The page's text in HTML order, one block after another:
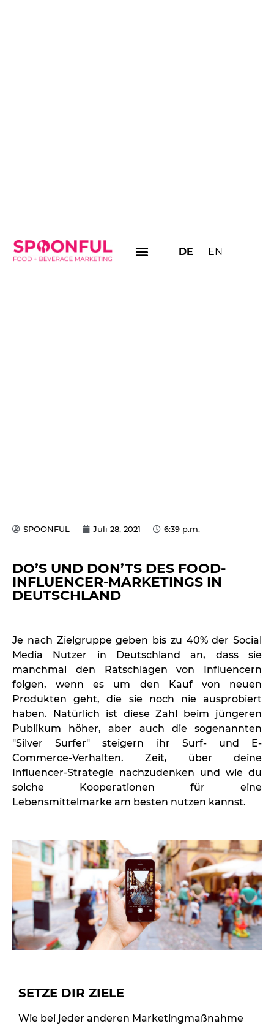
DE EN
SPOONFUL Juli 28, 2021 6:39 p.m.
DO’S UND DON’TS DES FOOD-
INFLUENCER-MARKETINGS IN
DEUTSCHLAND
Je nach Zielgruppe geben bis zu 40% der Social
Media Nutzer in Deutschland an, dass sie
manchmal den Ratschlägen von Influencern
folgen, wenn es um den Kauf von neuen
Produkten geht, die sie noch nie ausprobiert
haben. Natürlich ist diese Zahl beim jüngeren
Publikum höher, aber auch die sogenannten
"Silver Surfer" steigern ihr Surf- und E-
Commerce-Verhalten. Zeit, über deine
Influencer-Strategie nachzudenken und wie du
solche Kooperationen für eine
Lebensmittelmarke am besten nutzen kannst.
SETZE DIR ZIELE
Wie bei jeder anderen Marketingmaßnahme